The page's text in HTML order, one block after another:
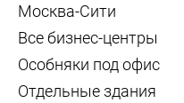
Москва-Сити
Все бизнес-центры
Особняки под офис
Отдельные здания